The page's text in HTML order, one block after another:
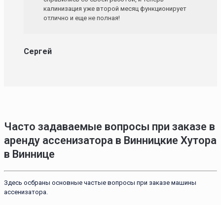
калинизация уже второй месяц функционирует
отлично и еще не полная!
Сергей
Часто задаваемые вопросы при заказе в
аренду ассенизатора в Винницкие Хутора
в Виннице
Здесь осбраны основные частые вопросы при заказе машины
ассенизатора.